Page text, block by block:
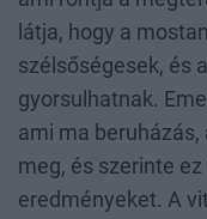
látja, hogy a
szélsőségesek, és
gyorsulhatnak.
ami ma
meg, és szerinte
eredményeket. A